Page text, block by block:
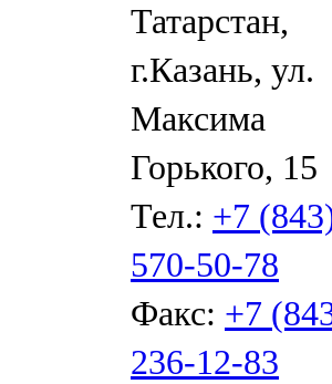
Татарстан,
г.Казань, ул.
Максима
Горького, 15
Тел.: +7
570-50-78
Факс: +7
236-12-83